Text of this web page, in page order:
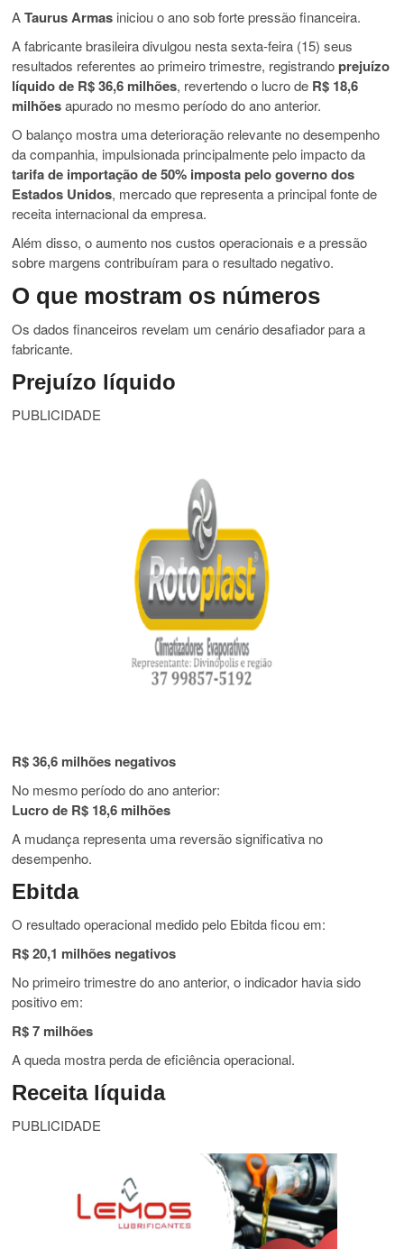
ATaurus Armas iniciou o ano sob forte pressão financeira.
A fabricante brasileira divulgou nesta sexta-feira (15) seus
resultados referentes ao primeiro trimestre, registrandoprejuízo
líquido de R$ 36,6 milhões, revertendo o lucro de R$ 18,6
milhõesapurado no mesmo período do ano anterior.
O balanço mostra uma deterioração relevante no desempenho
da companhia, impulsionada principalmente pelo impacto da
tarifa de importação de 50% imposta pelo governo dos
Estados Unidos, mercado que representa a principal fonte de
receita internacional da empresa.
Além disso, o aumento nos custos operacionais e a pressão
sobre margens contribuíram para o resultado negativo.
O que mostram os números
Os dados financeiros revelam um cenário desafiador para a
fabricante.
Prejuízo líquido
PUBLICIDADE
R$ 36,6 milhões negativos
No mesmo período do ano anterior:
Lucro de R$ 18,6 milhões
A mudança representa uma reversão significativa no
desempenho.
Ebitda
O resultado operacional medido pelo Ebitda ficou em:
R$ 20,1 milhões negativos
No primeiro trimestre do ano anterior, o indicador havia sido
positivo em:
R$ 7 milhões
A queda mostra perda de eficiência operacional.
Receita líquida
PUBLICIDADE